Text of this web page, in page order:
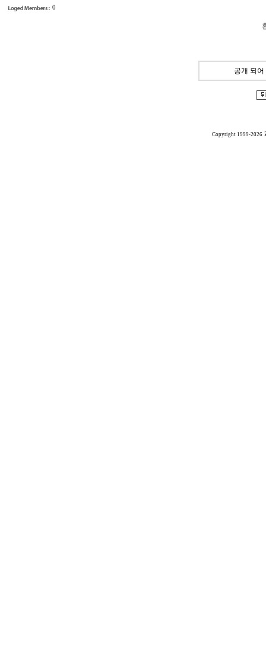
0
공개 되
Copyright 1999-2026